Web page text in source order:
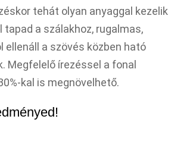
tehát olyan anyaggal kezelik
tapad a szálakhoz, rugalmas,
ellenáll a szövés közben ható
Megfelelő írezéssel a fonal
kal is megnövelhető.